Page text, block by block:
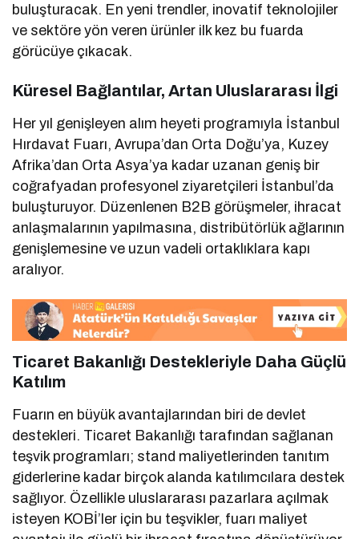
buluşturacak. En yeni trendler, inovatif teknolojiler
ve sektöre yön veren ürünler ilk kez bu fuarda
görücüye çıkacak.
Küresel Bağlantılar, Artan Uluslararası İlgi
Her yıl genişleyen alım heyeti programıyla İstanbul
Hırdavat Fuarı, Avrupa’dan Orta Doğu’ya, Kuzey
Afrika’dan Orta Asya’ya kadar uzanan geniş bir
coğrafyadan profesyonel ziyaretçileri İstanbul’da
buluşturuyor. Düzenlenen B2B görüşmeler, ihracat
anlaşmalarının yapılmasına, distribütörlük ağlarının
genişlemesine ve uzun vadeli ortaklıklara kapı
aralıyor.
Ticaret Bakanlığı Destekleriyle Daha Güçlü
Katılım
Fuarın en büyük avantajlarından biri de devlet
destekleri. Ticaret Bakanlığı tarafından sağlanan
teşvik programları; stand maliyetlerinden tanıtım
giderlerine kadar birçok alanda katılımcılara destek
sağlıyor. Özellikle uluslararası pazarlara açılmak
isteyen KOBİ’ler için bu teşvikler, fuarı maliyet